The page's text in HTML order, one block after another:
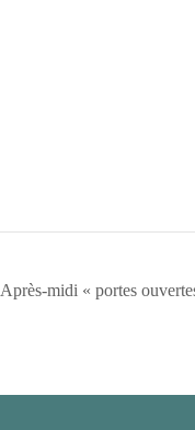
Après-midi « portes